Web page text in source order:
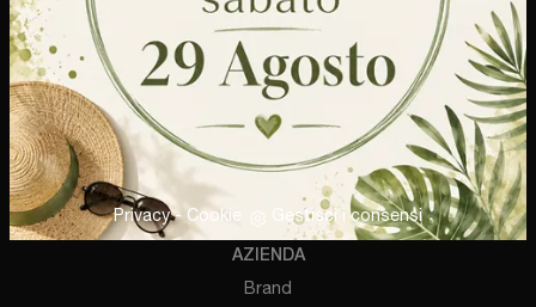
20069 - Vaprio d'Adda (Milano)
Tel.
+39 0290966137
E-Mail.mobilbest@email.it
P.IVA 09514240960
Privacy- Cookie Gestisci i consensi
AZIENDA
Brand